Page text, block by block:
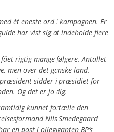
ét eneste ord i kampagnen. Er
har vist sig at indeholde flere
rigtig mange følgere. Antallet
men over det ganske land.
præsident sidder i præsidiet for
Og det er jo dig.
kunnet fortælle den
Nils Smedegaard
en post i oliegiganten BP’s